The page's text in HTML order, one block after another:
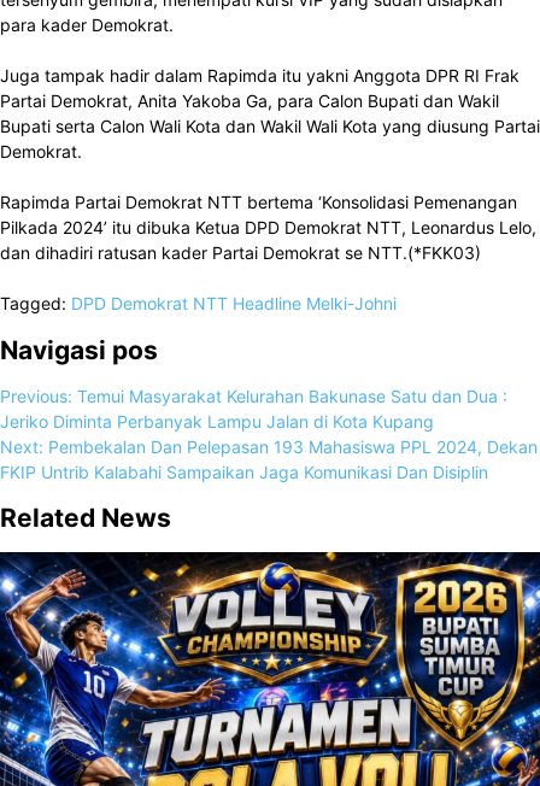
para kader Demokrat.
Juga tampak hadir dalam Rapimda itu yakni Anggota DPR RI Frak
Partai Demokrat, Anita Yakoba Ga, para Calon Bupati dan Wakil
Bupati serta Calon Wali Kota dan Wakil Wali Kota yang diusung Partai
Demokrat.
Rapimda Partai Demokrat NTT bertema ‘Konsolidasi Pemenangan
Pilkada 2024’ itu dibuka Ketua DPD Demokrat NTT, Leonardus Lelo,
dan dihadiri ratusan kader Partai Demokrat se NTT.(*FKK03)
Tagged: DPD Demokrat NTT Headline Melki-Johni
Navigasi pos
Previous: Temui Masyarakat Kelurahan Bakunase Satu dan Dua :
Jeriko Diminta Perbanyak Lampu Jalan di Kota Kupang
Next: Pembekalan Dan Pelepasan 193 Mahasiswa PPL 2024, Dekan
FKIP Untrib Kalabahi Sampaikan Jaga Komunikasi Dan Disiplin
Related News